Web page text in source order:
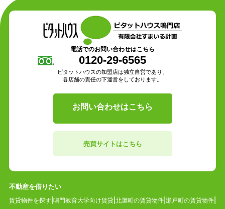
電話でのお問い合わせはこちら
0120-29-6565
ピタットハウスの加盟店は独立自営であり、
各店舗の責任の下運営をしております。
お問い合わせはこちら
売買サイトはこちら
不動産を借りたい
賃貸物件を探す 鳴門教育大学向け賃貸 北灘町の賃貸物件 瀬戸町の賃貸物件